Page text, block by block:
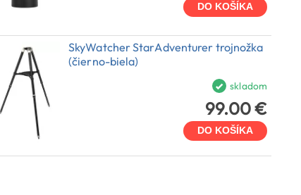
DO KOŠÍKA
SkyWatcher StarAdventurer trojnožka
(čierno-biela)
skladom
99.00 €
DO KOŠÍKA